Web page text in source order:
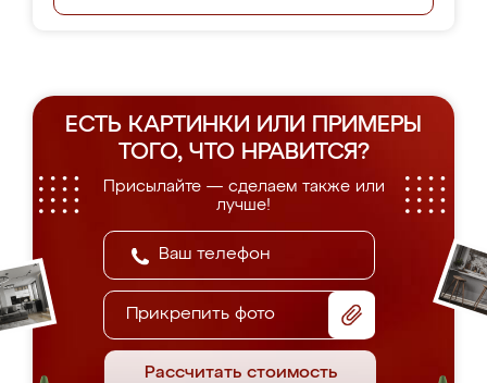
ЕСТЬ КАРТИНКИ ИЛИ ПРИМЕРЫ
ТОГО, ЧТО НРАВИТСЯ?
Присылайте — сделаем также или
лучше!
Прикрепить фото
Рассчитать стоимость